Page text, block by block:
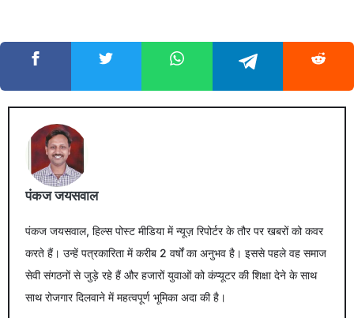
पंकज जयसवाल
पंकज जयसवाल, हिल्स पोस्ट मीडिया में न्यूज़ रिपोर्टर के तौर पर खबरों को कवर
करते हैं। उन्हें पत्रकारिता में करीब 2 वर्षों का अनुभव है। इससे पहले वह समाज
सेवी संगठनों से जुड़े रहे हैं और हजारों युवाओं को कंप्यूटर की शिक्षा देने के साथ
साथ रोजगार दिलवाने में महत्वपूर्ण भूमिका अदा की है।